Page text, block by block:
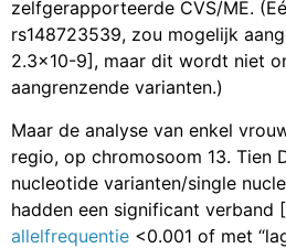
zelfgerapporteerde CVS/ME.
rs148723539, zou mogelijk
2.3×10-9], maar dit wordt niet
aangrenzende varianten.)
Maar de analyse van enkel
regio, op chromosoom 13. Tien
nucleotide varianten/single
hadden een significant verband
allelfrequentie <0.001 of met